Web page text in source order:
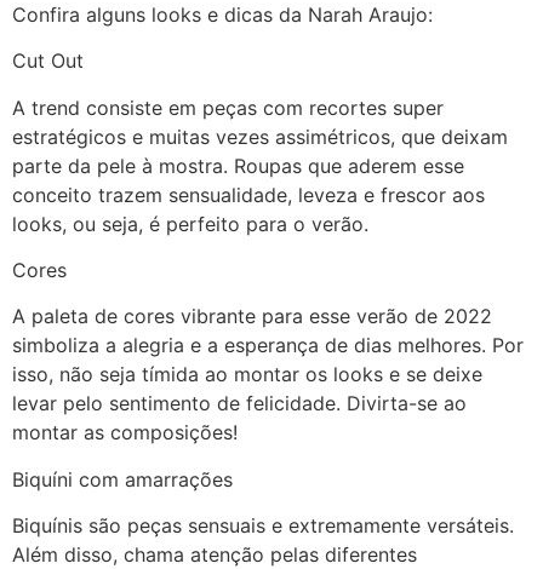
Confira alguns looks e dicas da Narah Araujo:
Cut Out
A trend consiste em peças com recortes super
estratégicos e muitas vezes assimétricos, que deixam
parte da pele à mostra. Roupas que aderem esse
conceito trazem sensualidade, leveza e frescor aos
looks, ou seja, é perfeito para o verão.
Cores
A paleta de cores vibrante para esse verão de 2022
simboliza a alegria e a esperança de dias melhores. Por
isso, não seja tímida ao montar os looks e se deixe
levar pelo sentimento de felicidade. Divirta-se ao
montar as composições!
Biquíni com amarrações
Biquínis são peças sensuais e extremamente versáteis.
Além disso, chama atenção pelas diferentes